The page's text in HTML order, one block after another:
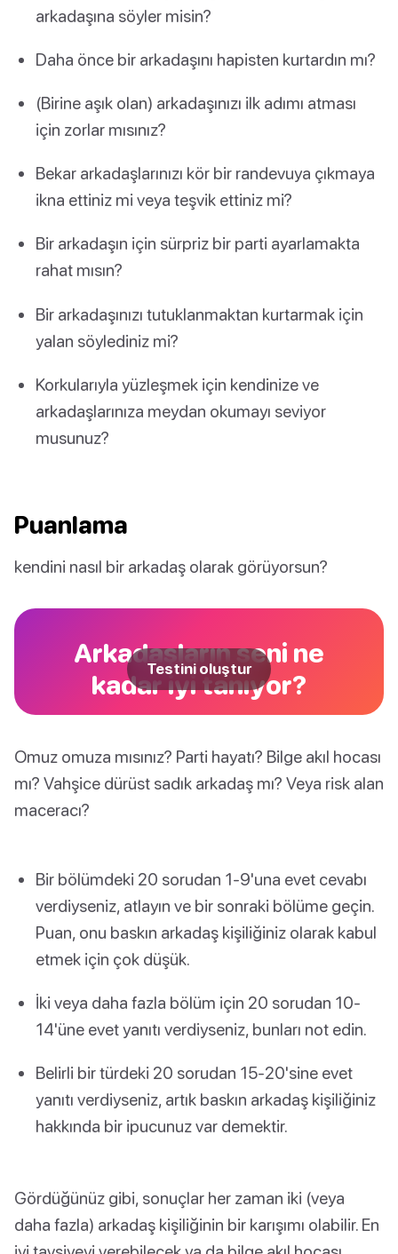
arkadaşına söyler misin?
Daha önce bir arkadaşını hapisten kurtardın mı?
(Birine aşık olan) arkadaşınızı ilk adımı atması
için zorlar mısınız?
Bekar arkadaşlarınızı kör bir randevuya çıkmaya
ikna ettiniz mi veya teşvik ettiniz mi?
Bir arkadaşın için sürpriz bir parti ayarlamakta
rahat mısın?
Bir arkadaşınızı tutuklanmaktan kurtarmak için
yalan söylediniz mi?
Korkularıyla yüzleşmek için kendinize ve
arkadaşlarınıza meydan okumayı seviyor
musunuz?
Puanlama
kendini nasıl bir arkadaş olarak görüyorsun?
Arkadaşların seni ne
kadar iyi tanıyor?
Testini oluştur
Omuz omuza mısınız? Parti hayatı? Bilge akıl hocası
mı? Vahşice dürüst sadık arkadaş mı? Veya risk alan
maceracı?
Bir bölümdeki 20 sorudan 1-9'una evet cevabı
verdiyseniz, atlayın ve bir sonraki bölüme geçin.
Puan, onu baskın arkadaş kişiliğiniz olarak kabul
etmek için çok düşük.
İki veya daha fazla bölüm için 20 sorudan 10-
14'üne evet yanıtı verdiyseniz, bunları not edin.
Belirli bir türdeki 20 sorudan 15-20'sine evet
yanıtı verdiyseniz, artık baskın arkadaş kişiliğiniz
hakkında bir ipucunuz var demektir.
Gördüğünüz gibi, sonuçlar her zaman iki (veya
daha fazla) arkadaş kişiliğinin bir karışımı olabilir. En